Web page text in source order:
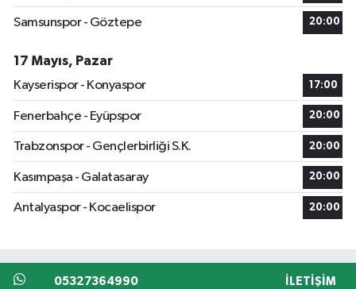
Samsunspor - Göztepe 20:00
17 Mayıs, Pazar
Kayserispor - Konyaspor
17:00
Fenerbahçe - Eyüpspor 20:00
Trabzonspor - Gençlerbirliği S.K. 20:00
Kasımpaşa - Galatasaray 20:00
Antalyaspor - Kocaelispor 20:00
05327364990 İLETIŞIM